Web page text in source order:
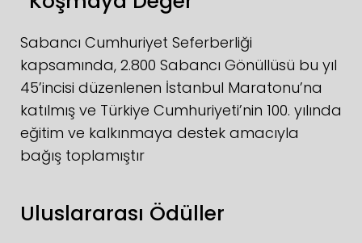
Sabancı Cumhuriyet Seferberliği
kapsamında, 2.800 Sabancı Gönüllüsü bu yıl
45’incisi düzenlenen İstanbul Maratonu’na
katılmış ve Türkiye Cumhuriyeti’nin 100. yılında
eğitim ve kalkınmaya destek amacıyla
bağış toplamıştır
Uluslararası Ödüller